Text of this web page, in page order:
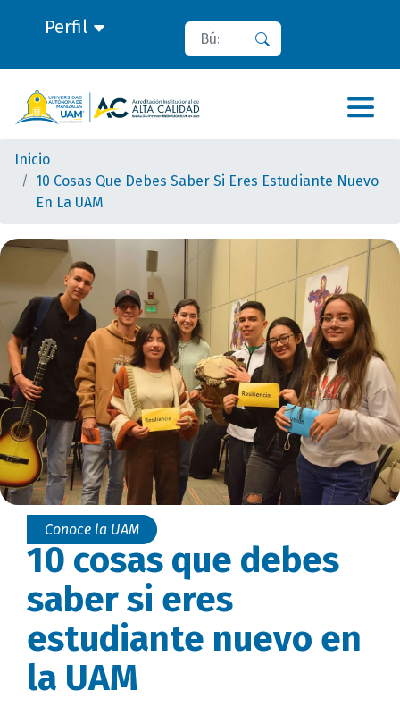
Perfil Buscar
Inicio
10 Cosas Que Debes Saber Si Eres Estudiante Nuevo
En La UAM
Conoce la UAM
10 cosas que debes
saber si eres
estudiante nuevo en
la UAM